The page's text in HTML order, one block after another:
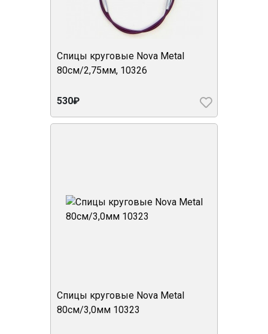
Спицы круговые Nova Metal
80см/2,75мм, 10326
530₽
Спицы круговые Nova Metal
80см/3,0мм 10323